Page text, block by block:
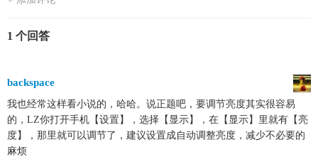
1 个回答
backspace
我也经常这样看小说的，哈哈。说正题吧，要调节亮度其实很容易
的，LZ你打开手机【设置】，选择【显示】，在【显示】里就有【亮
度】，那里就可以调节了，建议设置成自动调整亮度，减少不必要的
麻烦